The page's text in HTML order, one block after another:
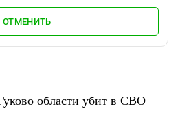
ОТМЕНИТЬ
области убит в СВО